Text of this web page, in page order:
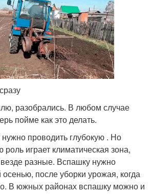
разобрались. В любом случае
пойме как это делать.
проводить глубокую . Но
роль играет климатическая зона,
разные. Вспашку нужно
после уборки урожая, когда
В южных районах вспашку можно и